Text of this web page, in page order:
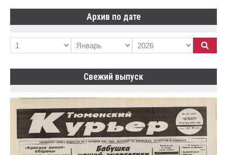
Архив по дате
Свежий выпуск